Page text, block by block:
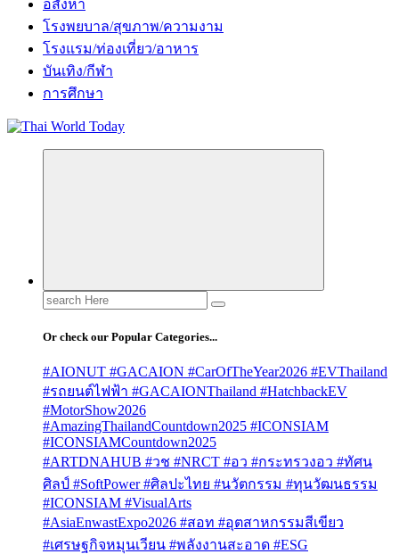
อสังหา
โรงพยบาล/สุขภาพ/ความงาม
โรงแรม/ท่องเที่ยว/อาหาร
บันเทิง/กีฬา
การศึกษา
Search
for:
Or check our Popular Categories...
#AIONUT #GACAION #CarOfTheYear2026 #EVThailand
#รถยนต์ไฟฟ้า #GACAIONThailand #HatchbackEV
#MotorShow2026
#AmazingThailandCountdown2025 #ICONSIAM
#ICONSIAMCountdown2025
#ARTDNAHUB #วช #NRCT #อว #กระทรวงอว #ทัศน
ศิลป์ #SoftPower #ศิลปะไทย #นวัตกรรม #ทุนวัฒนธรรม
#ICONSIAM #VisualArts
#AsiaEnwastExpo2026 #สอท #อุตสาหกรรมสีเขียว
#เศรษฐกิจหมุนเวียน #พลังงานสะอาด #ESG